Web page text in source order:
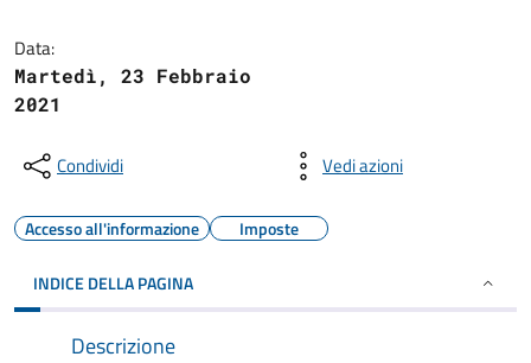
Data:
Martedì, 23 Febbraio
2021
Condividi Vedi azioni
Accesso all'informazione Imposte
INDICE DELLA PAGINA
Descrizione